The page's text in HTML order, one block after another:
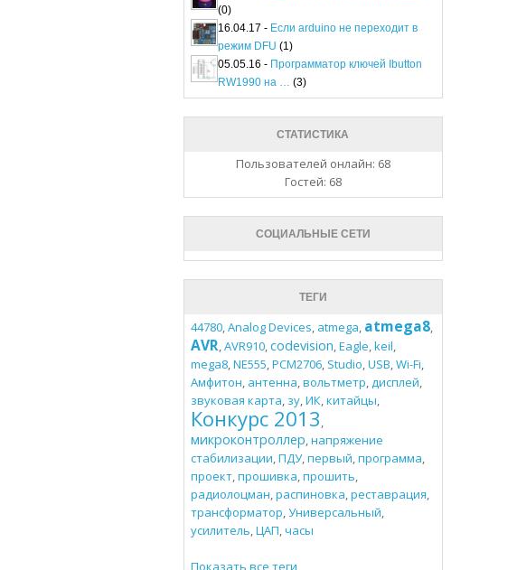
(0)
16.04.17 - Если arduino не переходит в
режим DFU (1)
05.05.16 - Программатор ключей Ibutton
RW1990 на … (3)
СТАТИСТИКА
Пользователей онлайн: 68
Гостей: 68
СОЦИАЛЬНЫЕ СЕТИ
ТЕГИ
44780,Analog Devices, atmega, atmega8,
AVR,AVR910,codevision,Eagle,keil,
mega8,NE555,PCM2706, Studio,USB,Wi-Fi,
Амфитон, антенна,вольтметр,дисплей,
звуковая карта, зу,ИК,китайцы,
Конкурс 2013,
микроконтроллер,напряжение
стабилизации,ПДУ,первый,программа,
проект,прошивка,прошить,
радиолоцман,распиновка,реставрация,
трансформатор,Универсальный,
усилитель,ЦАП,часы